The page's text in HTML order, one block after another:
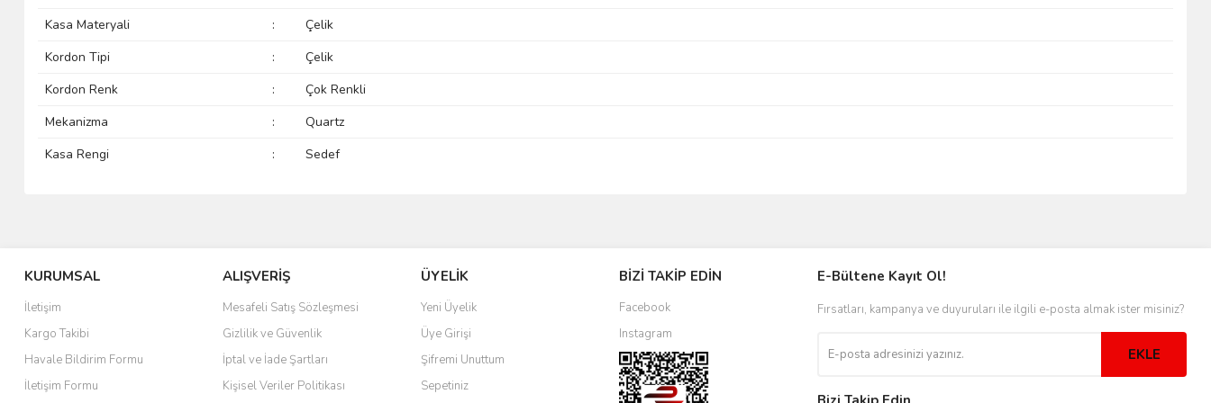
Kasa Materyali
:
Çelik
Kordon Tipi
:
Çelik
Kordon Renk
:
Çok Renkli
Mekanizma
:
Quartz
Kasa Rengi
: Sedef
KURUMSAL
İletişim
Kargo Takibi
Havale Bildirim Formu
İletişim Formu
ALIŞVERİŞ
Mesafeli Satış Sözleşmesi
Gizlilik ve Güvenlik
İptal ve İade Şartları
Kişisel Veriler Politikası
ÜYELİK
Yeni Üyelik
Üye Girişi
Şifremi Unuttum
Sepetiniz
BİZİ TAKİP EDİN
Facebook
Instagram
E-Bültene Kayıt Ol!
Fırsatları, kampanya ve duyuruları ile ilgili e-posta almak ister misiniz?
EKLE